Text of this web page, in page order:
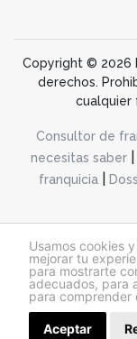
Usamos cookies
mejorar tu
para mostrarte
adecuados, para
para comprender
Aceptar
Copyright © 2026
derechos.
cualquier
Consultor de
necesitas saber
franquicia|
@franquiciashoy.es |